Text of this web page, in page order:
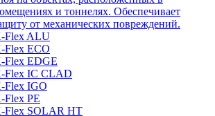
и тоннелях. Обеспечивает
от механических повреждений.
Flex ALU
Flex ECO
Flex EDGE
Flex IC CLAD
Flex IGO
Flex PE
Flex SOLAR HT